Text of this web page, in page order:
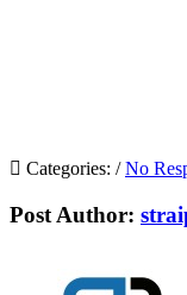
Categories: / No
Post Author: